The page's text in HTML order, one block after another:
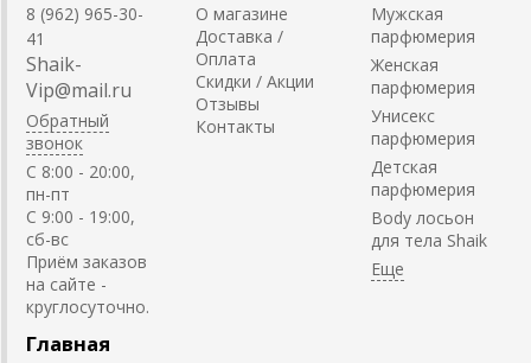
8 (962) 965-30-
41
Shaik-
Vip@mail.ru
Обратный
звонок
C 8:00 - 20:00,
пн-пт
С 9:00 - 19:00,
сб-вс
Приём заказов
на сайте -
круглосуточно.
О магазине
Доставка /
Оплата
Скидки / Акции
Отзывы
Контакты
Мужская
парфюмерия
Женская
парфюмерия
Унисекс
парфюмерия
Детская
парфюмерия
Body лосьон
для тела Shaik
Главная